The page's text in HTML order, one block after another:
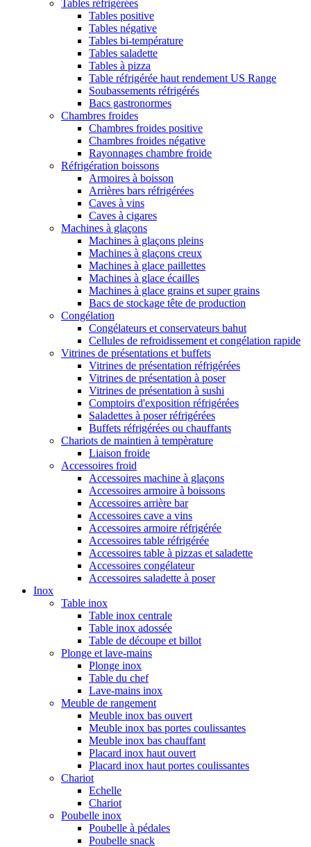
Tables réfrigérées
Tables positive
Tables négative
Tables bi-température
Tables saladette
Tables à pizza
Table réfrigérée haut rendement US Range
Soubassements réfrigérés
Bacs gastronormes
Chambres froides
Chambres froides positive
Chambres froides négative
Rayonnages chambre froide
Réfrigération boissons
Armoires à boisson
Arrières bars réfrigérées
Caves à vins
Caves à cigares
Machines à glaçons
Machines à glaçons pleins
Machines à glaçons creux
Machines à glace paillettes
Machines à glace écailles
Machines à glace grains et super grains
Bacs de stockage tête de production
Congélation
Congélateurs et conservateurs bahut
Cellules de refroidissement et congélation rapide
Vitrines de présentations et buffets
Vitrines de présentation réfrigérées
Vitrines de présentation à poser
Vitrines de présentation à sushi
Comptoirs d'exposition réfrigérées
Saladettes à poser réfrigérées
Buffets réfrigérées ou chauffants
Chariots de maintien à tempèrature
Liaison froide
Accessoires froid
Accessoires machine à glaçons
Accessoires armoire à boissons
Accessoires arrière bar
Accessoires cave a vins
Accessoires armoire réfrigérée
Accessoires table réfrigérée
Accessoires table à pizzas et saladette
Accessoires congélateur
Accessoires saladette à poser
Inox
Table inox
Table inox centrale
Table inox adossée
Table de découpe et billot
Plonge et lave-mains
Plonge inox
Table du chef
Lave-mains inox
Meuble de rangement
Meuble inox bas ouvert
Meuble inox bas portes coulissantes
Meuble inox bas chauffant
Placard inox haut ouvert
Placard inox haut portes coulissantes
Chariot
Echelle
Chariot
Poubelle inox
Poubelle à pédales
Poubelle snack